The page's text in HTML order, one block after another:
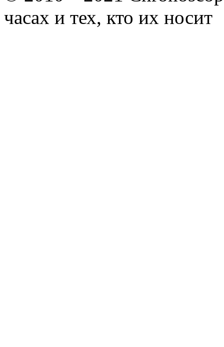
часах и тех, кто их носит